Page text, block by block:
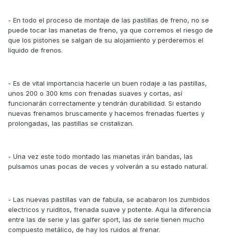
- En todo el proceso de montaje de las pastillas de freno, no se
puede tocar las manetas de freno, ya que corremos el riesgo de
que los pistones se salgan de su alojamiento y perderemos el
líquido de frenos.
- Es de vital importancia hacerle un buen rodaje a las pastillas,
unos 200 o 300 kms con frenadas suaves y cortas, así
funcionarán correctamente y tendrán durabilidad. Si estando
nuevas frenamos bruscamente y hacemos frenadas fuertes y
prolongadas, las pastillas se cristalizan.
- Una vez este todo montado las manetas irán bandas, las
pulsamos unas pocas de veces y volverán a su estado natural.
- Las nuevas pastillas van de fabula, se acabaron los zumbidos
electricos y ruiditos, frenada suave y potente. Aqui la diferencia
entre las de serie y las galfer sport, las de serie tienen mucho
compuesto metálico, de hay los ruidos al frenar.